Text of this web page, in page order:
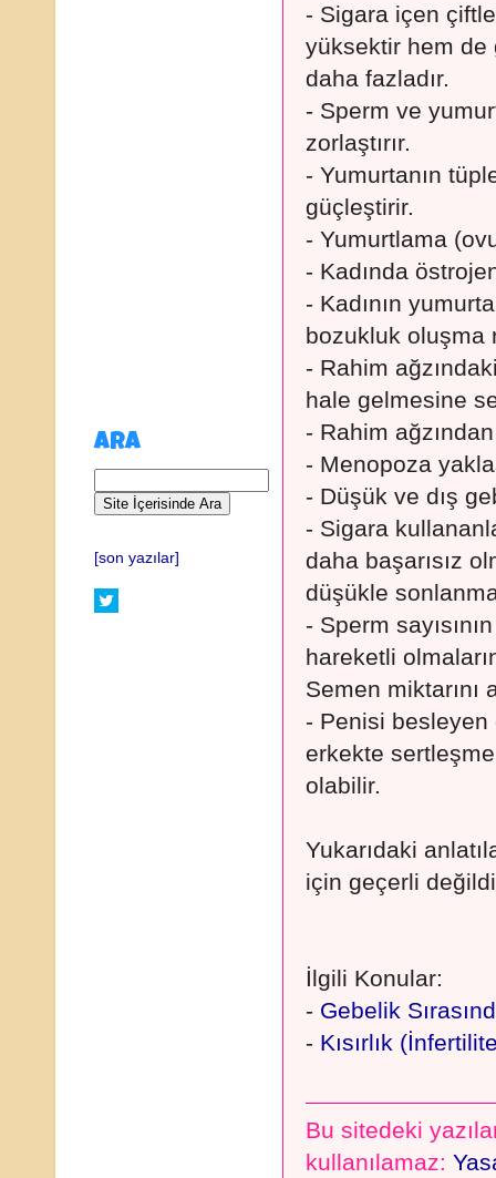
- Sigara içen
yüksektir hem de
daha fazladır.
- Sperm ve
zorlaştırır.
- Yumurtanın
güçleştirir.
- Yumurtlama
- Kadında
- Kadının
bozukluk oluşma
- Rahim
hale gelmesine
- Rahim
- Menopoza
- Düşük ve dış
- Sigara
daha başarısız
düşükle
- Sperm
hareketli
Semen miktarını
- Penisi
erkekte
olabilir.
Yukarıdaki
için geçerli
İlgili Konular:
- Gebelik
- Kısırlık
Bu sitedeki
kullanılamaz:
ARA
[son yazılar]